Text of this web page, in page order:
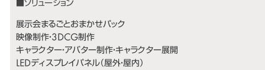
展示会まるごとおまかせパック
映像制作・3DCG制作
キャラクター・アバター制作・キャラクター展開
LEDディスプレイパネル（屋外・屋内）